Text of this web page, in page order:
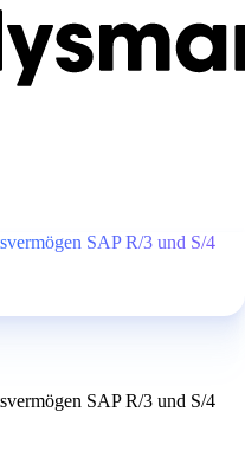
SAP R/3 und S/4
SAP R/3 und S/4